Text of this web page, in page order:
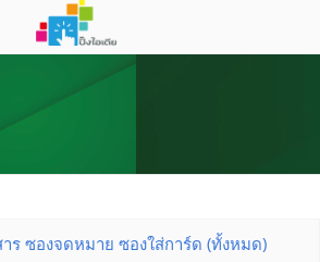
ร ซองจดหมาย ซองใส่การ์ด (ทั้งหมด)